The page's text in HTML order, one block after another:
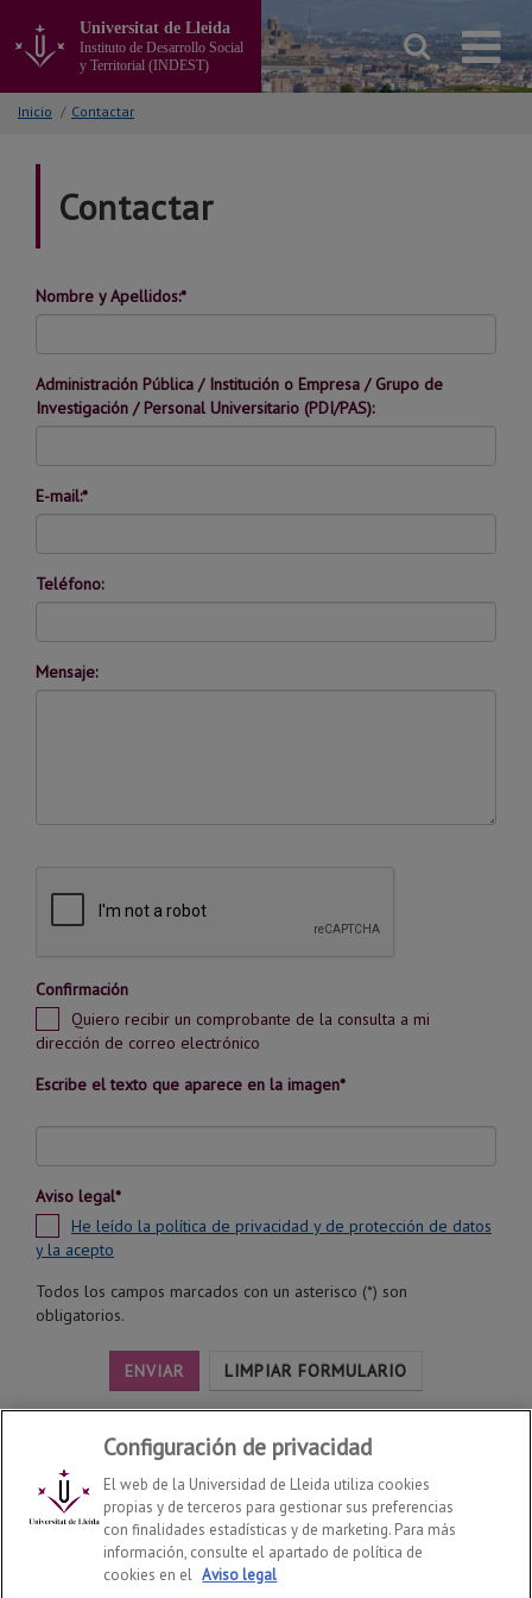
contenido
Universitat de Lleida
Instituto de Desarrollo Social
y Territorial (INDEST)
Inicio / Contactar
Contactar
Nombre y Apellidos:*
Administración Pública / Institución o Empresa / Grupo de
Investigación / Personal Universitario (PDI/PAS):
E-mail:*
Teléfono:
Mensaje:
Confirmación
Quiero recibir un comprobante de la consulta a mi
dirección de correo electrónico
Escribe el texto que aparece en la imagen*
Aviso legal*
He leído la política de privacidad y de protección de datos
y la acepto
Todos los campos marcados con un asterisco (*) son
obligatorios.
ENVIAR LIMPIAR FORMULARIO
Instituto de Desarrollo Social y Territorial (INDEST) 2026
© | Telf: +34 973 70 22 47
Configuración de privacidad
El web de la Universidad de Lleida utiliza cookies
propias y de terceros para gestionar sus preferencias
con finalidades estadísticas y de marketing. Para más
información, consulte el apartado de política de
cookies en el Aviso legal